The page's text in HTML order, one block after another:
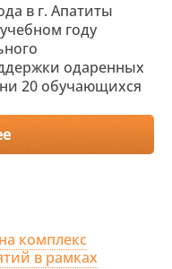
в г. Апатиты
году
одаренных
20 обучающихся
комплекс
в рамках